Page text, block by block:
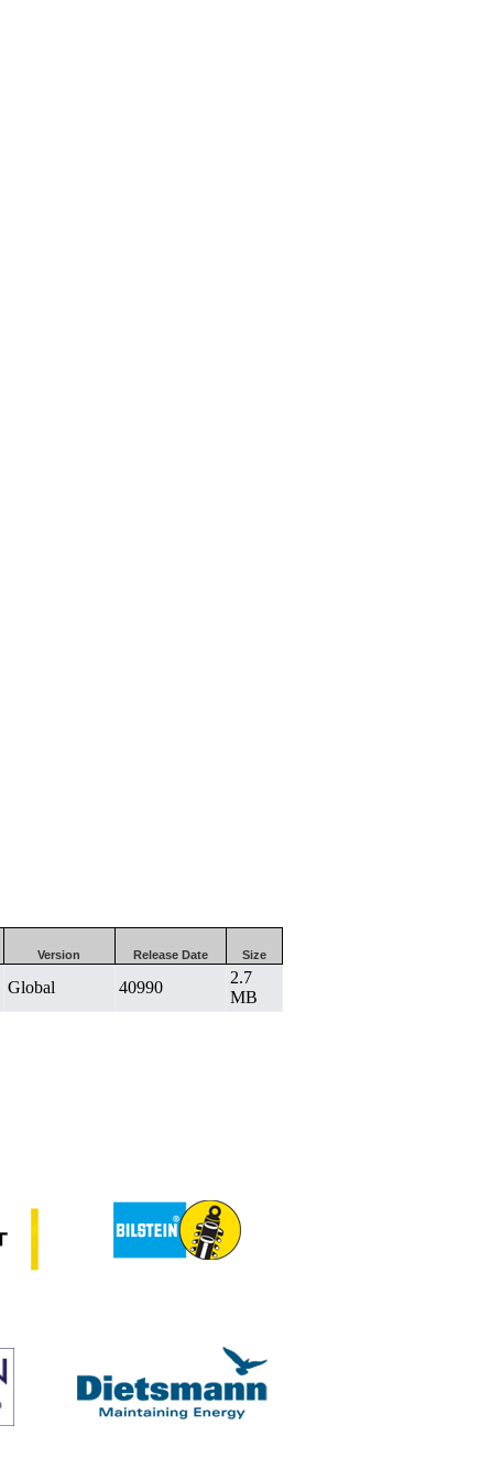
Version Release Date Size
Global 40990
2.7
MB